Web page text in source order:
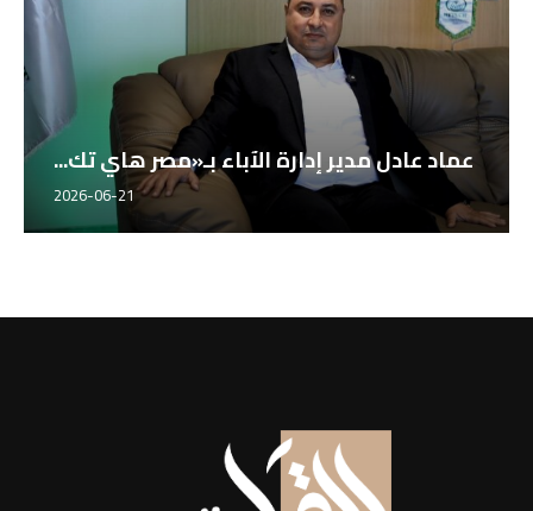
عماد عادل مدير إدارة الآباء بـ«مصر هاي تك...
2026-06-21